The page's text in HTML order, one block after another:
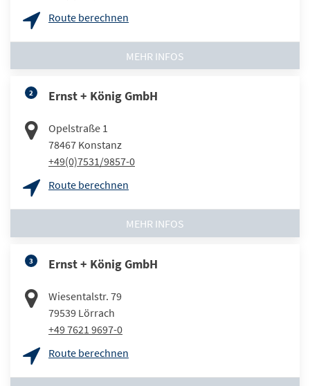
Route berechnen
MEHR INFOS
2 Ernst + König GmbH
Opelstraße 1
78467 Konstanz
+49(0)7531/9857-0
Route berechnen
MEHR INFOS
3 Ernst + König GmbH
Wiesentalstr. 79
79539 Lörrach
+49 7621 9697-0
Route berechnen